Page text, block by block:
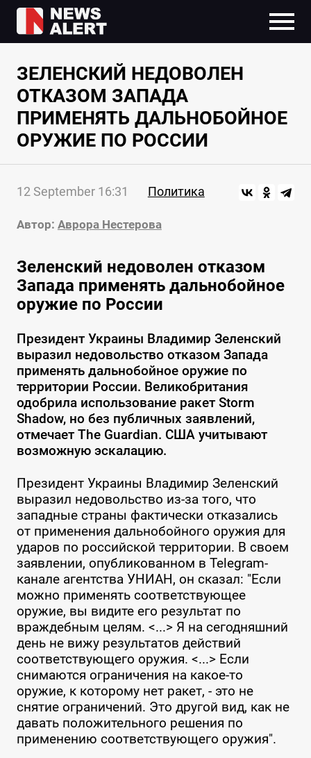
ЗЕЛЕНСКИЙ НЕДОВОЛЕН
ОТКАЗОМ ЗАПАДА
ПРИМЕНЯТЬ ДАЛЬНОБОЙНОЕ
ОРУЖИЕ ПО РОССИИ
12 September 16:31 Политика
Автор: Аврора Нестерова
Зеленский недоволен отказом
Запада применять дальнобойное
оружие по России
Президент Украины Владимир Зеленский
выразил недовольство отказом Запада
применять дальнобойное оружие по
территории России. Великобритания
одобрила использование ракет Storm
Shadow, но без публичных заявлений,
отмечает The Guardian. США учитывают
возможную эскалацию.
Президент Украины Владимир Зеленский
выразил недовольство из-за того, что
западные страны фактически отказались
от применения дальнобойного оружия для
ударов по российской территории. В своем
заявлении, опубликованном в Telegram-
канале агентства УНИАН, он сказал: "Если
можно применять соответствующее
оружие, вы видите его результат по
враждебным целям. <...> Я на сегодняшний
день не вижу результатов действий
соответствующего оружия. <...> Если
снимаются ограничения на какое-то
оружие, к которому нет ракет, - это не
снятие ограничений. Это другой вид, как не
давать положительного решения по
применению соответствующего оружия".